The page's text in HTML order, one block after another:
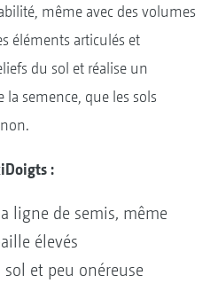
même avec des volumes
éléments articulés et
du sol et réalise un
semence, que les sols
:
ligne de semis, même
élevés
sol et peu onéreuse